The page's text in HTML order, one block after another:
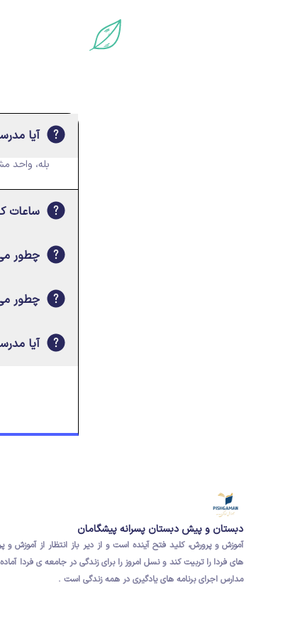
آیا
بله، واحد
ساعات
چطور
چطور
آیا
دبستان و پیش دبستان پسرانه پیشگامان
آموزش و پرورش، کلید فتح آینده است و از دیر باز انتظار از آموزش و
های فردا را تربیت کند و نسل امروز را برایزندگی در جامعه ی فردا
مدارس اجرای برنامه های یادگیری در همه زندگی است .